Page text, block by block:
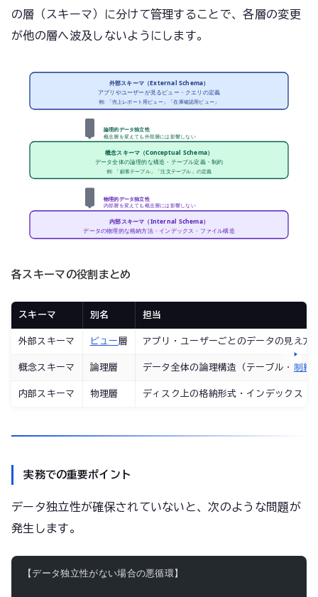
の層（スキーマ）に分けて管理することで、各層の変更
が他の層へ波及しないようにします。
外部スキーマ（External Schema）
アプリやユーザーが見るビュー・クエリの定義
例: 「売上レポート用ビュー」「在庫確認用ビュー」
論理的データ独立性
概念層を変えても外部層には影響しない
概念スキーマ（Conceptual Schema）
データ全体の論理的な構造・テーブル定義・制約
例: 「顧客テーブル」「注文テーブル」の定義
物理的データ独立性
内部層を変えても概念層には影響しない
内部スキーマ（Internal Schema）
データの物理的な格納方法・インデックス・ファイル構造
各スキーマの役割まとめ
スキーマ 別名 担当
外部スキーマ ビュー層 アプリ・ユーザーごとのデータの見え方
概念スキーマ 論理層 データ全体の論理構造（テーブル・ 制約
内部スキーマ 物理層 ディスク上の格納形式・インデックス
実務での重要ポイント
データ独立性が確保されていないと、次のような問題が
発生します。
【データ独立性がない場合の悪循環】